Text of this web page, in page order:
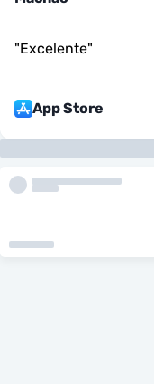
"Excelente"
App Store